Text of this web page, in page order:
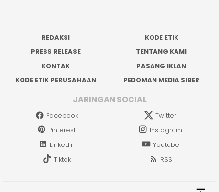
REDAKSI
KODE ETIK
PRESS RELEASE
TENTANG KAMI
KONTAK
PASANG IKLAN
KODE ETIK PERUSAHAAN
PEDOMAN MEDIA SIBER
JARINGAN SOCIAL
Facebook
Twitter
Pinterest
Instagram
Linkedin
Youtube
Tiktok
RSS